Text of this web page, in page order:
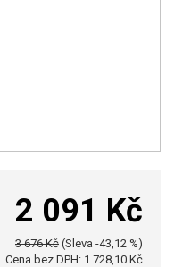
2 091 Kč
3 676 Kč (Sleva -43,12 %)
Cena bez DPH: 1 728,10 Kč